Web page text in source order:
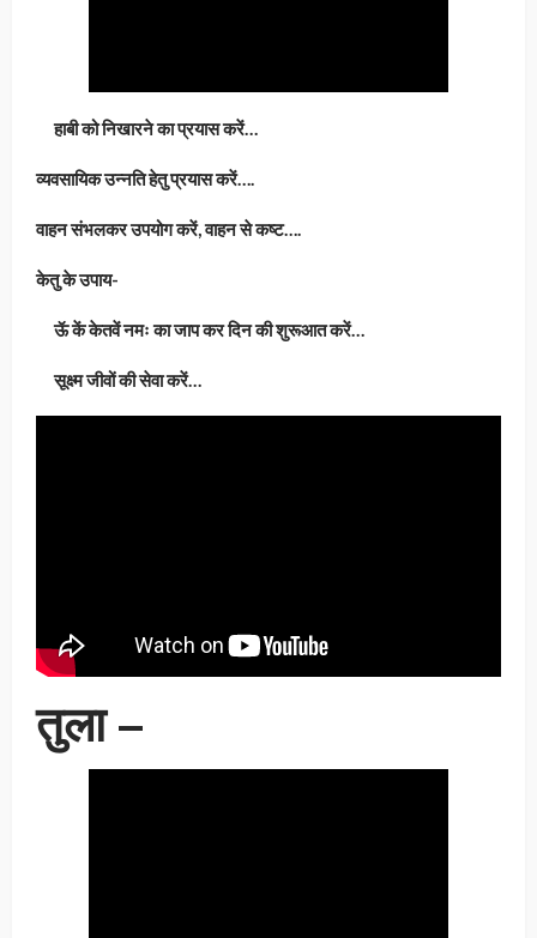
हाबी को निखारने का प्रयास करें…
व्यवसायिक उन्नति हेतु प्रयास करें….
वाहन संभलकर उपयोग करें, वाहन से कष्ट….
केतु के उपाय-
ऊॅ कें केतवें नमः का जाप कर दिन की शुरूआत करें…
सूक्ष्म जीवों की सेवा करें…
तुला –